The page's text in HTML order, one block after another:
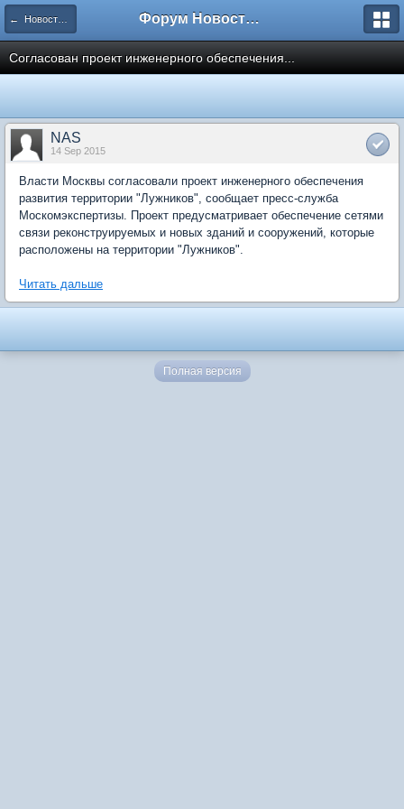
← Новости рынка недвижимости Форум Новостройки
Согласован проект инженерного обеспечения...
NAS
14 Sep 2015
Власти Москвы согласовали проект инженерного обеспечения
развития территории "Лужников", сообщает пресс-служба
Москомэкспертизы. Проект предусматривает обеспечение сетями
связи реконструируемых и новых зданий и сооружений, которые
расположены на территории "Лужников".
Читать дальше
Полная версия